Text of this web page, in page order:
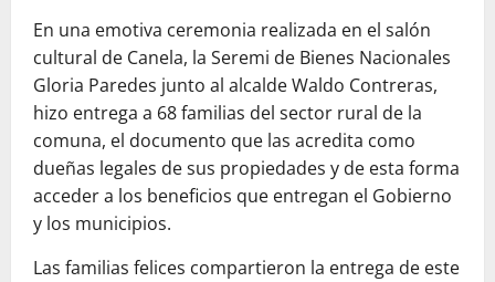
En una emotiva ceremonia realizada en el salón
cultural de Canela, la Seremi de Bienes Nacionales
Gloria Paredes junto al alcalde Waldo Contreras,
hizo entrega a 68 familias del sector rural de la
comuna, el documento que las acredita como
dueñas legales de sus propiedades y de esta forma
acceder a los beneficios que entregan el Gobierno
y los municipios.
Las familias felices compartieron la entrega de este